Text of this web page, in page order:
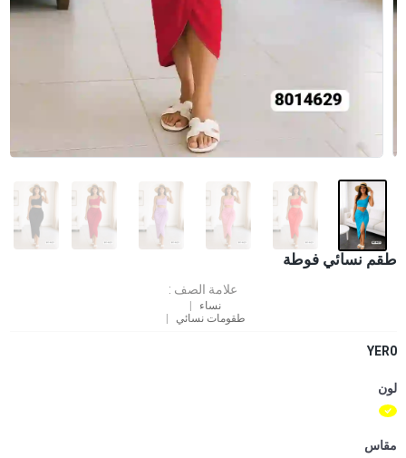
طقم نسائي فوطة
علامة الصف :
نساء
طقومات نسائي
YER0
لون
مقاس